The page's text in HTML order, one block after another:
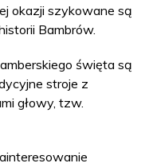
okazji szykowane są
Bambrów.
święta są
stroje z
głowy, tzw.